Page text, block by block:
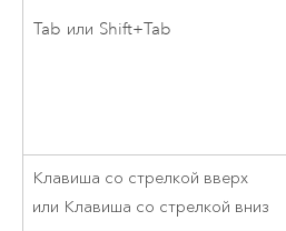
Tab или Shift+Tab
Клавиша со стрелкой вверх
или Клавиша со стрелкой вниз